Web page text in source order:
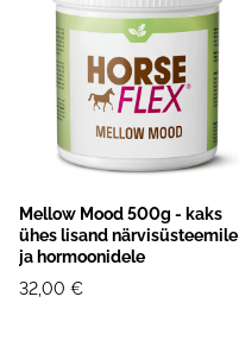
Mellow Mood 500g - kaks
ühes lisand närvisüsteemile
ja hormoonidele
32,00 €